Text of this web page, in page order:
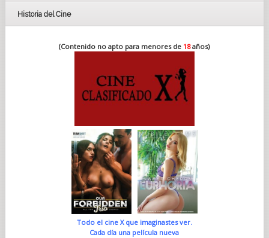
Historia del Cine
(Contenido no apto para menores de 18años)
Todo el cine X que imaginastes ver.
Cada día una película nueva